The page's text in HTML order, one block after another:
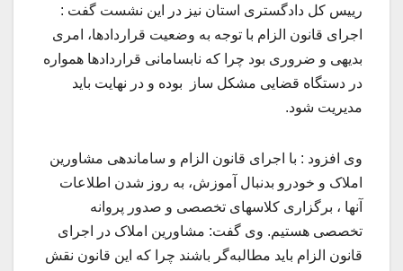
رییس کل دادگستری استان نیز در این نشست گفت :
اجرای قانون الزام با توجه به وضعیت قراردادها، امری
بدیهی و ضروری بود چرا که نابسامانی قراردادها همواره
در دستگاه قضایی مشکل ساز بوده و در نهایت باید
مدیریت شود.
وی افزود : با اجرای قانون الزام و ساماندهی مشاورین
املاک و خودرو بدنبال آموزش، به روز شدن اطلاعات
آنها ، برگزاری کلاسهای تخصصی و صدور پروانه
تخصصی هستیم. وی گفت: مشاورین املاک در اجرای
قانون الزام باید مطالبه‌گر باشند چرا که این قانون نقش